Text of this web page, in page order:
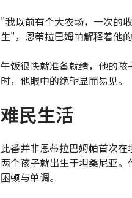
"我以前有个大农场，一次的
生"，恩蒂拉巴姆帕解释着他的
午饭很快就准备就绪，他的
时，他眼中的绝望显而易见。
难民生活
此番并非恩蒂拉巴姆帕首次
两个孩子就出生于坦桑尼亚
困顿与单调。